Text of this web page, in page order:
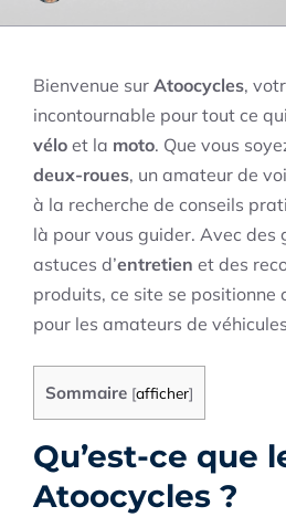
Bienvenue sur Atoocycles,
incontournable pour tout ce
vélo et la moto. Que vous
deux-roues, un amateur de
à la recherche de conseils
là pour vous guider. Avec des
astuces d’entretien et des
produits, ce site se positionne
pour les amateurs de
Sommaire [afficher]
Qu’est-ce que
Atoocycles ?